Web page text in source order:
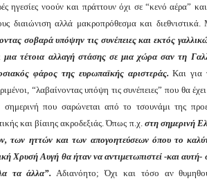
ηγεσίες νοούν και πράττουν όχι σε “κενό αέρα”
διαιώνιση αλλά μακροπρόθεσμα και
σοβαρά υπόψην τις συνέπειες και εκτός
μια τέτοια αλλαγή στάσης σε μια χώρα σαν τη
φάρος της ευρωπαϊκής αριστεράς. Και για
“λαβαίνοντας υπόψη τις συνέπειες” που θα
που σαρώνεται από το τσουνάμι της
και βίαιης ακροδεξιάς. Όπως π.χ. στη σημερινή
των ηττών και των απογοητεύσεων όπου το
Χρυσή Αυγή θα ήταν να αντιμετωπιστεί -και
τα άλλα”. Αδιανόητο; Όχι και τόσο αν